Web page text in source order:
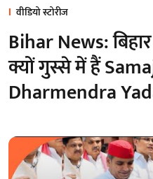
वीडियो स्टोरीज
Bihar News:
क्यों गुस्से में हैं
Dharmendra